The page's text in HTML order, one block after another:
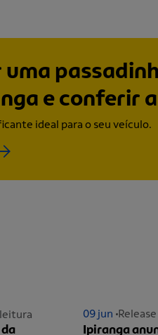
e conferir
ideal para o seu veículo.
09 jun Release
Ipiranga